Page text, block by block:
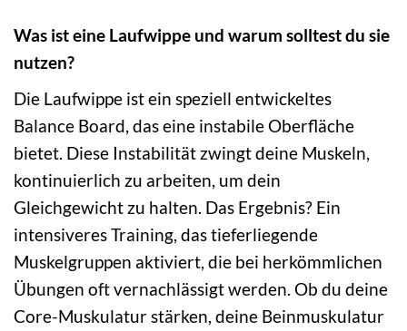
Was ist eine Laufwippe und warum solltest du sie
nutzen?
Die Laufwippe ist ein speziell entwickeltes
Balance Board, das eine instabile Oberfläche
bietet. Diese Instabilität zwingt deine Muskeln,
kontinuierlich zu arbeiten, um dein
Gleichgewicht zu halten. Das Ergebnis? Ein
intensiveres Training, das tieferliegende
Muskelgruppen aktiviert, die bei herkömmlichen
Übungen oft vernachlässigt werden. Ob du deine
Core-Muskulatur stärken, deine Beinmuskulatur